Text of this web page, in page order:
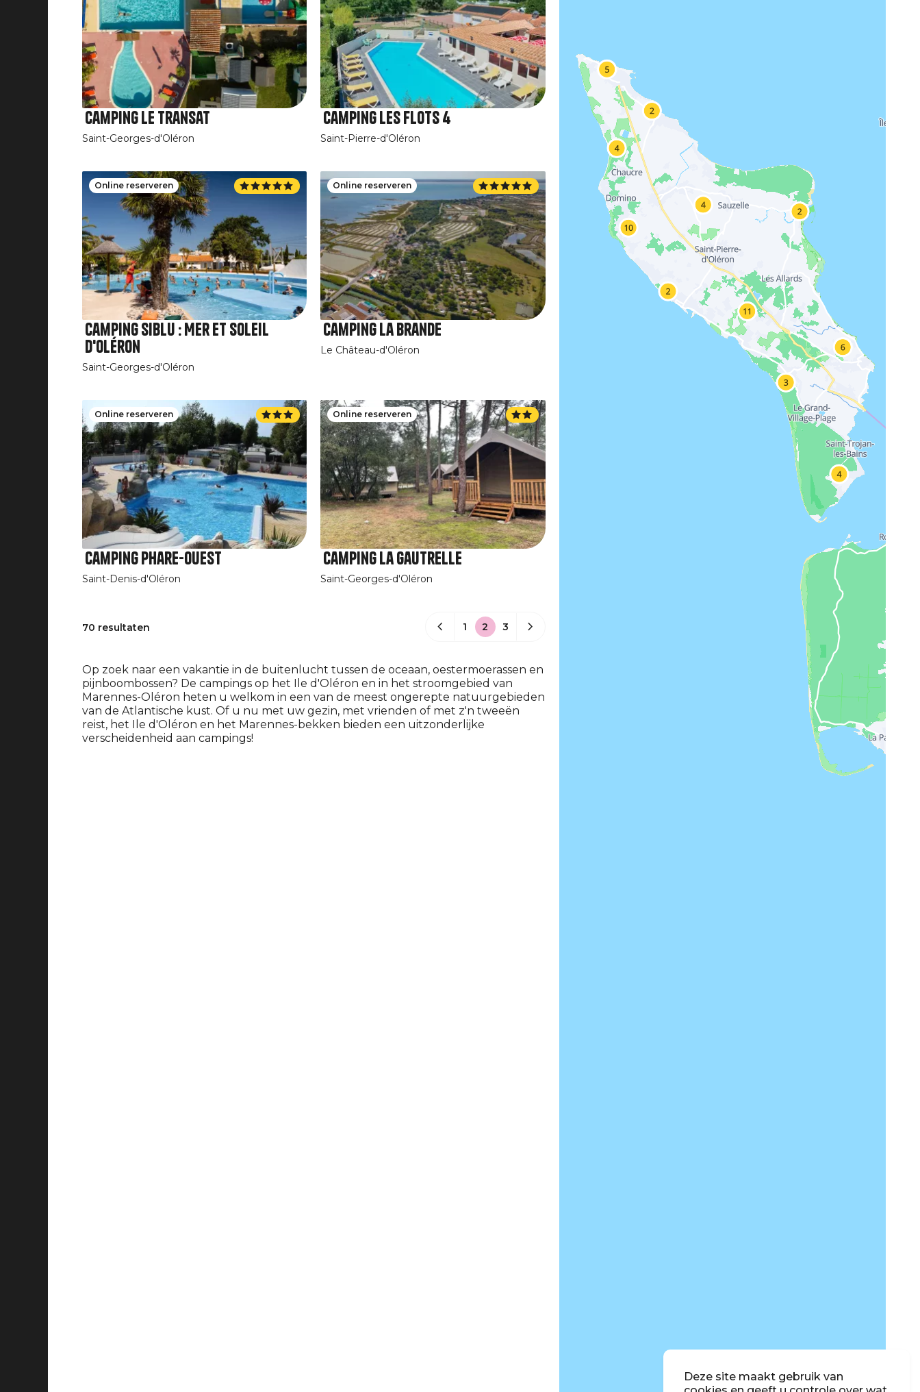
Camping Le Transat
Saint-Georges-d'Oléron
Camping Les Flots 4
Saint-Pierre-d'Oléron
Online reserveren
Camping Siblu : Mer et Soleil
d'Oléron
Saint-Georges-d'Oléron
Online reserveren
Camping La Brande
Le Château-d'Oléron
Online reserveren
Camping Phare-Ouest
Saint-Denis-d'Oléron
Online reserveren
Camping La Gautrelle
Saint-Georges-d'Oléron
70 resultaten 1 2 3
Op zoek naar een vakantie in de buitenlucht tussen de oceaan, oestermoerassen en
pijnboombossen? De campings op het Ile d'Oléron en in het stroomgebied van
Marennes-Oléron heten u welkom in een van de meest ongerepte natuurgebieden
van de Atlantische kust. Of u nu met uw gezin, met vrienden of met z'n tweeën
reist, het Ile d'Oléron en het Marennes-bekken bieden een uitzonderlijke
verscheidenheid aan campings!
Deze site maakt gebruik van